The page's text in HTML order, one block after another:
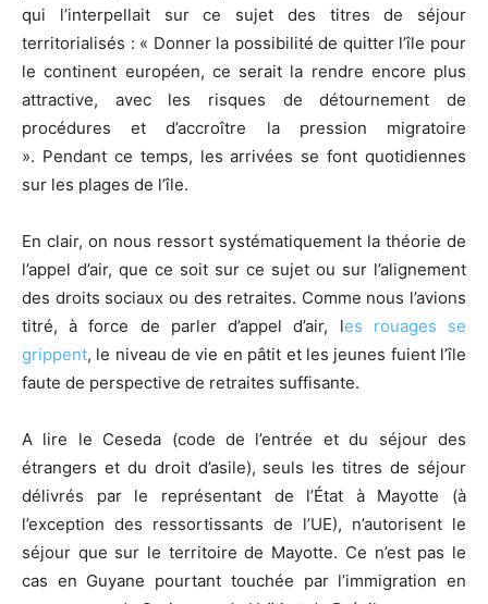
qui l’interpellait sur ce sujet des titres de séjour
territorialisés : « Donner la possibilité de quitter l’île pour
le continent européen, ce serait la rendre encore plus
attractive, avec les risques de détournement de
procédures et d’accroître la pression migratoire
». Pendant ce temps, les arrivées se font quotidiennes
sur les plages de l’île.
En clair, on nous ressort systématiquement la théorie de
l’appel d’air, que ce soit sur ce sujet ou sur l’alignement
des droits sociaux ou des retraites. Comme nous l’avions
titré, à force de parler d’appel d’air, les rouages se
grippent, le niveau de vie en pâtit et les jeunes fuient l’île
faute de perspective de retraites suffisante.
A lire le Ceseda (code de l’entrée et du séjour des
étrangers et du droit d’asile), seuls les titres de séjour
délivrés par le représentant de l’État à Mayotte (à
l’exception des ressortissants de l’UE), n’autorisent le
séjour que sur le territoire de Mayotte. Ce n’est pas le
cas en Guyane pourtant touchée par l’immigration en